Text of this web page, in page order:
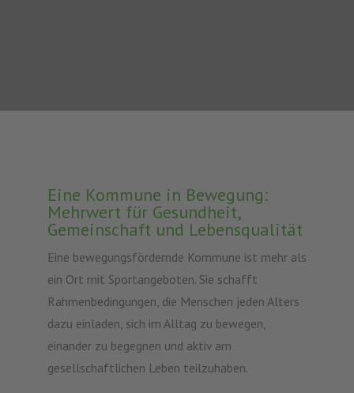
Eine Kommune in Bewegung:
Mehrwert für Gesundheit,
Gemeinschaft und Lebensqualität
Eine bewegungsfördernde Kommune ist mehr als
ein Ort mit Sportangeboten. Sie schafft
Rahmenbedingungen, die Menschen jeden Alters
dazu einladen, sich im Alltag zu bewegen,
einander zu begegnen und aktiv am
gesellschaftlichen Leben teilzuhaben.